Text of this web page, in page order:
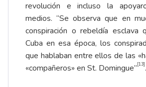
revolución e incluso la
medios. “Se observa que en
conspiración o rebeldía esclava
Cuba en esa época, los
que hablaban entre ellos de las
«compañeros» en St. Domingue”[13].